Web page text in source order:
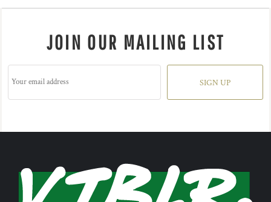
JOIN OUR MAILING LIST
SIGN UP